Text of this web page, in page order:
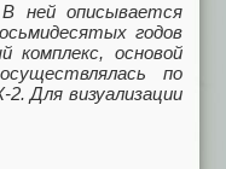
ней описывается
годов
комплекс, основой
по
Для визуализации